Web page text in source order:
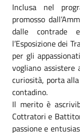
Inclusa nel
promosso
dalle contrade
l’Esposizione dei
per gli
vogliano assistere
curiosità, porta
contadino.
Il merito è
Cottratori e
passione e